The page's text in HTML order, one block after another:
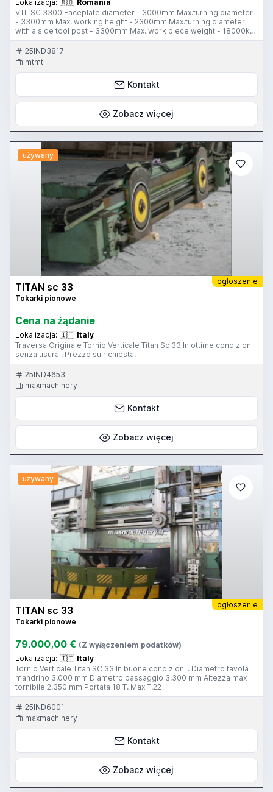
Lokalizacja: 🇷🇴 Romania
VTL SC 3300 Faceplate diameter - 3000mm Max.turning diameter
- 3300mm Max. working height - 2300mm Max.turning diameter
with a side tool post - 3300mm Max. work piece weight - 18000kg
Table speed range 1.02-92 RPM, Working feed range 0.05-5
mm/rev., Main motor power 55 kW, Overall dimensions: 5600 x
5300 x 5400 mm, Weight 47350 kg
25IND3817
mtmt
Kontakt
Zobacz więcej
używany
ogłoszenie
TITAN sc 33
Tokarki pionowe
Cena na żądanie
Lokalizacja: 🇮🇹 Italy
Traversa Originale Tornio Verticale Titan Sc 33 In ottime condizioni
senza usura . Prezzo su richiesta.
25IND4653
maxmachinery
Kontakt
Zobacz więcej
używany
ogłoszenie
TITAN sc 33
Tokarki pionowe
79.000,00 € (Z wyłączeniem podatków)
Lokalizacja: 🇮🇹 Italy
Tornio Verticale Titan SC 33 In buone condizioni . Diametro tavola
mandrino 3.000 mm Diametro passaggio 3.300 mm Altezza max
tornibile 2.350 mm Portata 18 T. Max T.22
25IND6001
maxmachinery
Kontakt
Zobacz więcej